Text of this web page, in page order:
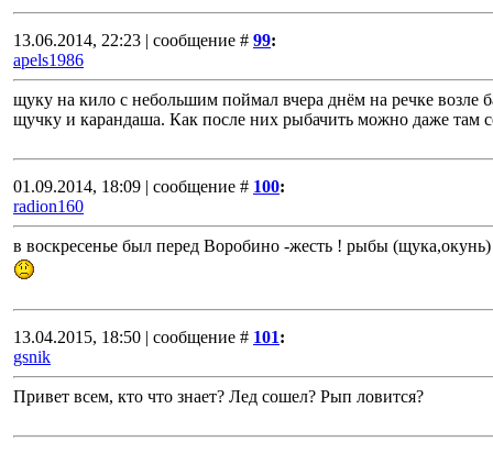
13.06.2014, 22:23 | сообщение # 99:
apels1986
щуку на кило с небольшим поймал вчера днём на речке
щучку и карандаша. Как после них рыбачить можно даже там
01.09.2014, 18:09 | сообщение # 100:
radion160
в воскресенье был перед Воробино -жесть ! рыбы
13.04.2015, 18:50 | сообщение # 101:
gsnik
Привет всем, кто что знает? Лед сошел? Рып ловится?